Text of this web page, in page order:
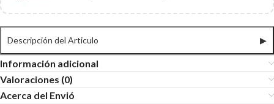
Descripción del Articulo ▶
Información adicional
Valoraciones (0)
Acerca del Envió